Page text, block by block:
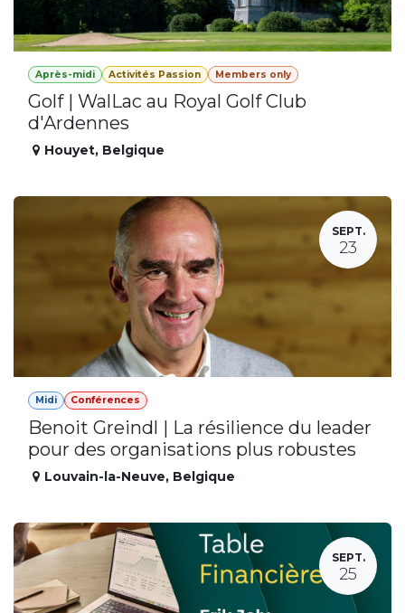
Après-midi Activités Passion Members only
Golf | WalLac au Royal Golf Club
d'Ardennes
Houyet, Belgique
SEPT.
23
Midi Conférences
Benoit Greindl | La résilience du leader
pour des organisations plus robustes
Louvain-la-Neuve, Belgique
SEPT.
25